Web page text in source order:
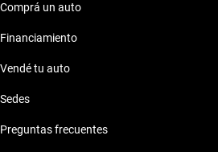
Comprá un auto
Financiamiento
Vendé tu auto
Sedes
Preguntas frecuentes